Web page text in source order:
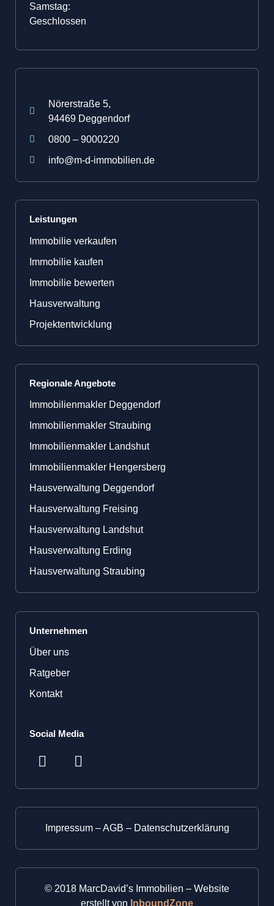
Samstag:
Geschlossen
Nörerstraße 5,
94469 Deggendorf
0800 – 9000220
info@m-d-immobilien.de
Leistungen
Immobilie verkaufen
Immobilie kaufen
Immobilie bewerten
Hausverwaltung
Projektentwicklung
Regionale Angebote
Immobilienmakler Deggendorf
Immobilienmakler Straubing
Immobilienmakler Landshut
Immobilienmakler Hengersberg
Hausverwaltung Deggendorf
Hausverwaltung Freising
Hausverwaltung Landshut
Hausverwaltung Erding
Hausverwaltung Straubing
Unternehmen
Über uns
Ratgeber
Kontakt
Social Media
F
a
c
b
o
I
n
s
a
g
m
© 2018 MarcDavid’s Immobilien – Website
erstellt von InboundZone
Impressum–AGB – Datenschutzerklärung